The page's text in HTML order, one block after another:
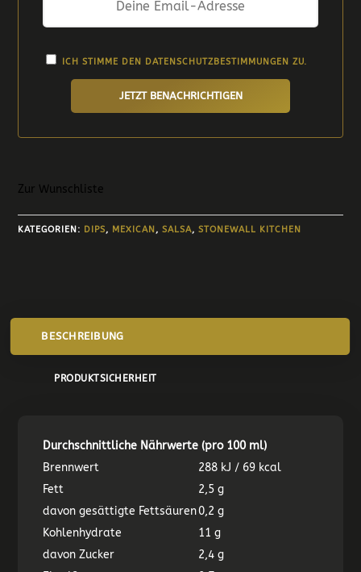
ICH STIMME DEN DATENSCHUTZBESTIMMUNGEN ZU.
JETZT BENACHRICHTIGEN
Zur Wunschliste
KATEGORIEN: DIPS, MEXICAN ,SALSA,STONEWALL KITCHEN
BESCHREIBUNG
PRODUKTSICHERHEIT
Durchschnittliche Nährwerte (pro 100 ml)
Brennwert
288 kJ / 69 kcal
Fett
2,5 g
davon gesättigte Fettsäuren0,2 g
Kohlenhydrate
11 g
davon Zucker
2,4 g